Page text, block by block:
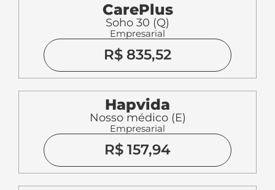
CarePlus
Soho 30 (Q)
Empresarial
R$ 835,52
Hapvida
Nosso médico (E)
Empresarial
R$ 157,94